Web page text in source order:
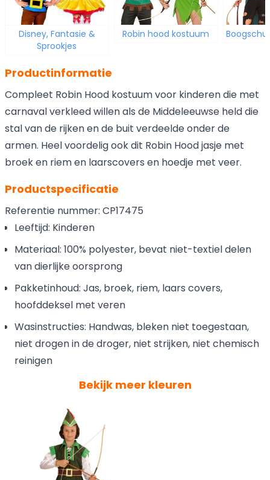
Disney, Fantasie &
Sprookjes
Robin hood kostuum
Productinformatie
Compleet Robin Hood kostuum voor kinderen die met
carnaval verkleed willen als de Middeleeuwse held die
stal van de rijken en de buit verdeelde onder de
armen. Heel voordelig ook dit Robin Hood jasje met
broek en riem en laarscovers en hoedje met veer.
Productspecificatie
Referentie nummer: CP17475
Leeftijd: Kinderen
Materiaal: 100% polyester, bevat niet-textiel delen
van dierlijke oorsprong
Pakketinhoud: Jas, broek, riem, laars covers,
hoofddeksel met veren
Wasinstructies: Handwas, bleken niet toegestaan,
niet drogen in de droger, niet strijken, niet chemisch
reinigen
Bekijk meer kleuren